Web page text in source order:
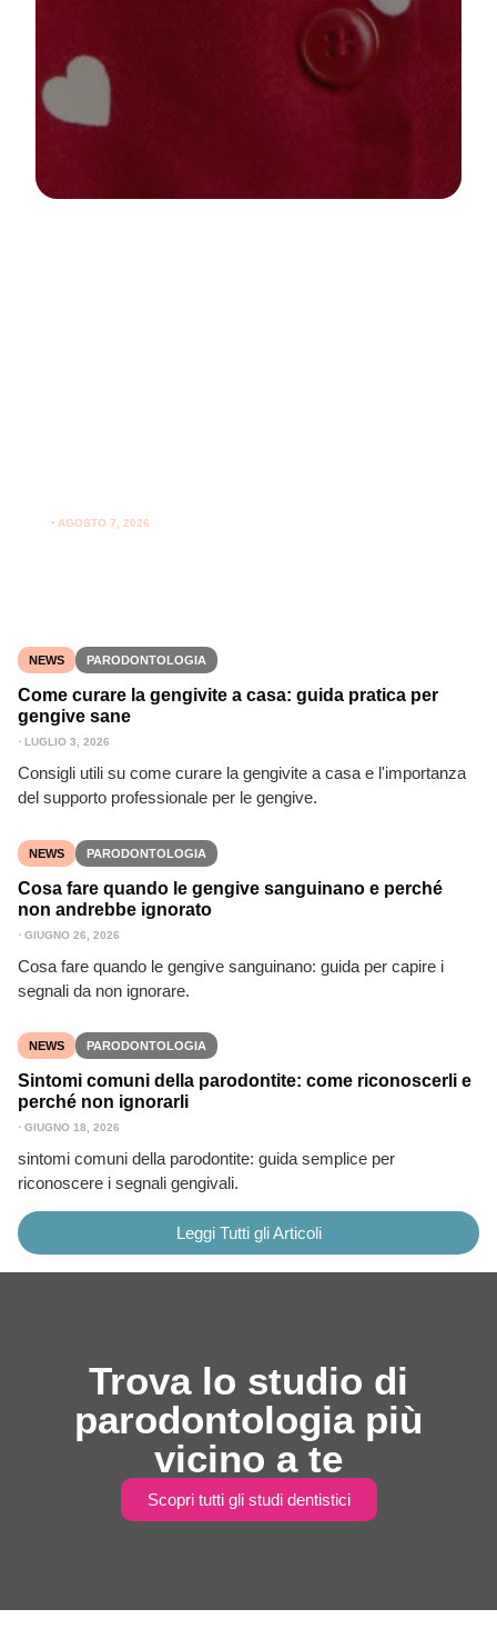
⋅ AGOSTO 7, 2026
NEWS PARODONTOLOGIA
Come curare la gengivite a casa: guida pratica per
gengive sane
⋅ LUGLIO 3, 2026
Consigli utili su come curare la gengivite a casa e l'importanza
del supporto professionale per le gengive.
NEWS PARODONTOLOGIA
Cosa fare quando le gengive sanguinano e perché
non andrebbe ignorato
⋅ GIUGNO 26, 2026
Cosa fare quando le gengive sanguinano: guida per capire i
segnali da non ignorare.
NEWS PARODONTOLOGIA
Sintomi comuni della parodontite: come riconoscerli e
perché non ignorarli
⋅ GIUGNO 18, 2026
sintomi comuni della parodontite: guida semplice per
riconoscere i segnali gengivali.
Leggi Tutti gli Articoli
Trova lo studio di
parodontologia più
vicino a te
Scopri tutti gli studi dentistici